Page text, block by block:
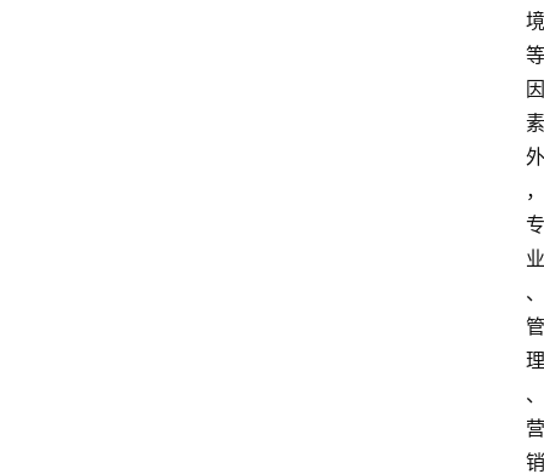
境
等
因
素
外
，
专
业
、
管
理
、
营
销